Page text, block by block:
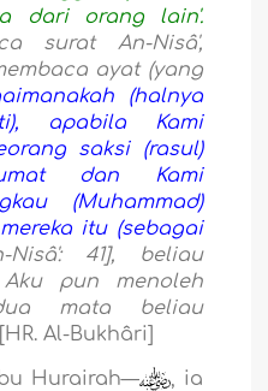
dari orang lain'.
surat An-Nisâ',
ayat (yang
(halnya
apabila Kami
saksi (rasul)
dan Kami
(Muhammad)
itu (sebagai
41], beliau
pun menoleh
mata beliau
[HR. Al-Bukhâri]
Hurairah—
, ia